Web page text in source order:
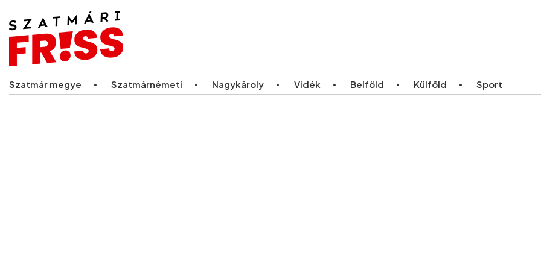
Szatmár megye Szatmárnémeti Nagykároly Vidék Belföld Külföld Sport